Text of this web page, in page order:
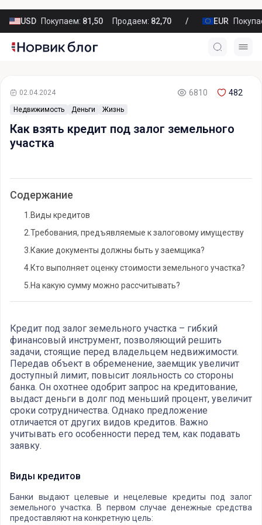
USD Покупаем: 81,50 Продаем: 82,70 EUR
Недвижимость Деньги Жизнь
02.04.2024 6810 482
Как взять кредит под залог земельного
участка
Содержание
1. Виды кредитов
2. Требования, предъявляемые к залоговому имуществу
3. Какие документы должны быть у заемщика?
4. Кто выполняет оценку стоимости земельного участка?
5. На какую сумму можно рассчитывать?
Кредит под залог земельного участка – гибкий
финансовый инструмент, позволяющий решить
задачи, стоящие перед владельцем недвижимости.
Передав объект в обременение, заемщик увеличит
доступный лимит, повысит лояльность со стороны
банка. Он охотнее одобрит запрос на кредитование,
выдаст деньги в долг под меньший процент, увеличит
сроки сотрудничества. Однако предложение
отличается от других видов кредитов. Важно
учитывать его особенности перед тем, как подавать
заявку.
Виды кредитов
Банки выдают целевые и нецелевые кредиты под залог
земельного участка. В первом случае денежные средства
предоставляют на конкретную цель: